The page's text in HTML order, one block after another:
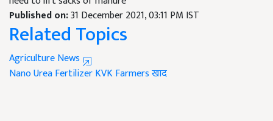
Published on:31 December 2021, 03:11 PM IST
Related Topics
Agriculture News
Nano UreaFertilizerKVKFarmersखाद